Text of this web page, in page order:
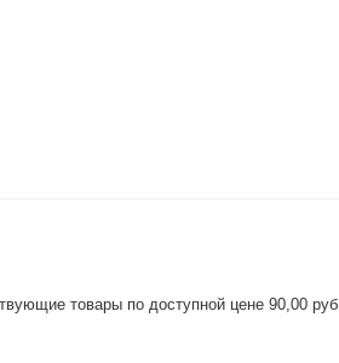
товары по доступной цене 90,00 руб.